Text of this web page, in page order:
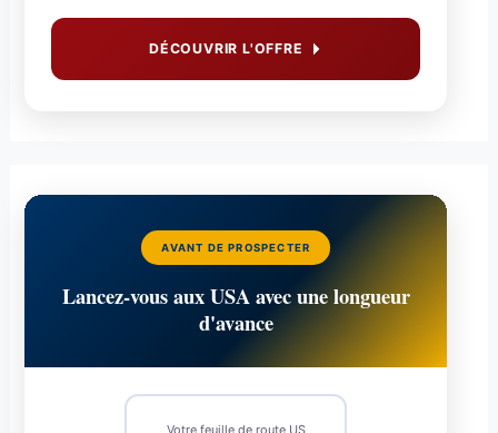
DÉCOUVRIR L'OFFRE
AVANT DE PROSPECTER
Lancez-vous aux USA avec une longueur
d'avance
Votre feuille de route US